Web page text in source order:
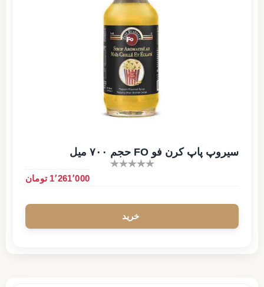
سیروپ پاپ کرن فو FO حجم ۷۰۰ میل
1٬261٬000 تومان